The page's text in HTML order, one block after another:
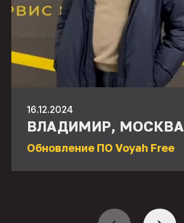
16.12.2024
ВЛАДИМИР, МОСКВА
Обновление ПО Voyah Free